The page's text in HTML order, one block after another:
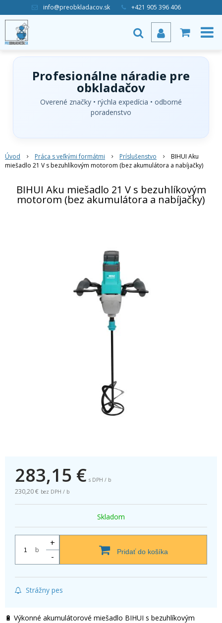
info@preobkladacov.sk +421 905 396 406
Profesionálne náradie pre
obkladačov
Overené značky • rýchla expedícia • odborné
poradenstvo
Úvod Práca s veľkými formátmi Príslušenstvo
BIHUI Aku
miešadlo 21 V s bezuhlíkovým motorom (bez akumulátora a nabíjačky)
BIHUI Aku miešadlo 21 V s bezuhlíkovým
motorom (bez akumulátora a nabíjačky)
283,15 € s DPH / b
230,20 € bez DPH / b
Skladom
b
+
-
Pridať do košíka
Strážny pes
🔋 Výkonné akumulátorové miešadlo BIHUI s bezuhlíkovým